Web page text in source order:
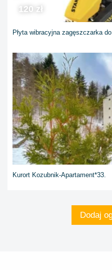
120 zł
Płyta wibracyjna zagęszczarka
Kurort Kozubnik-Apartament*33.
Dodaj